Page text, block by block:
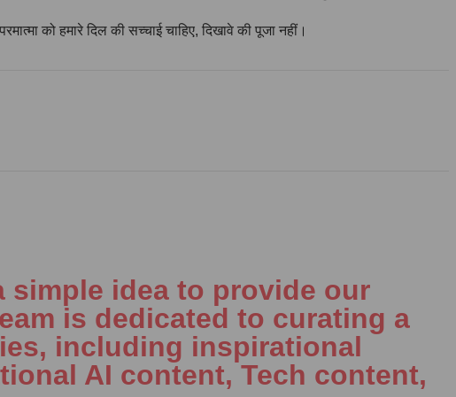
को हमारे दिल की सच्चाई चाहिए, दिखावे की पूजा नहीं।
simple idea to provide our
is dedicated to curating a
including inspirational
AI content, Tech content,